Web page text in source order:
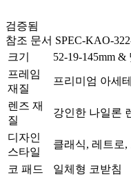
검증됨
참조 문서 SPEC-KAO-
크기
52-19-145mm
프레임
재질
프리미엄 아세
렌즈 재
질
강인한 나일론
디자인
스타일
클래식, 레트로
코 패드 일체형 코받침